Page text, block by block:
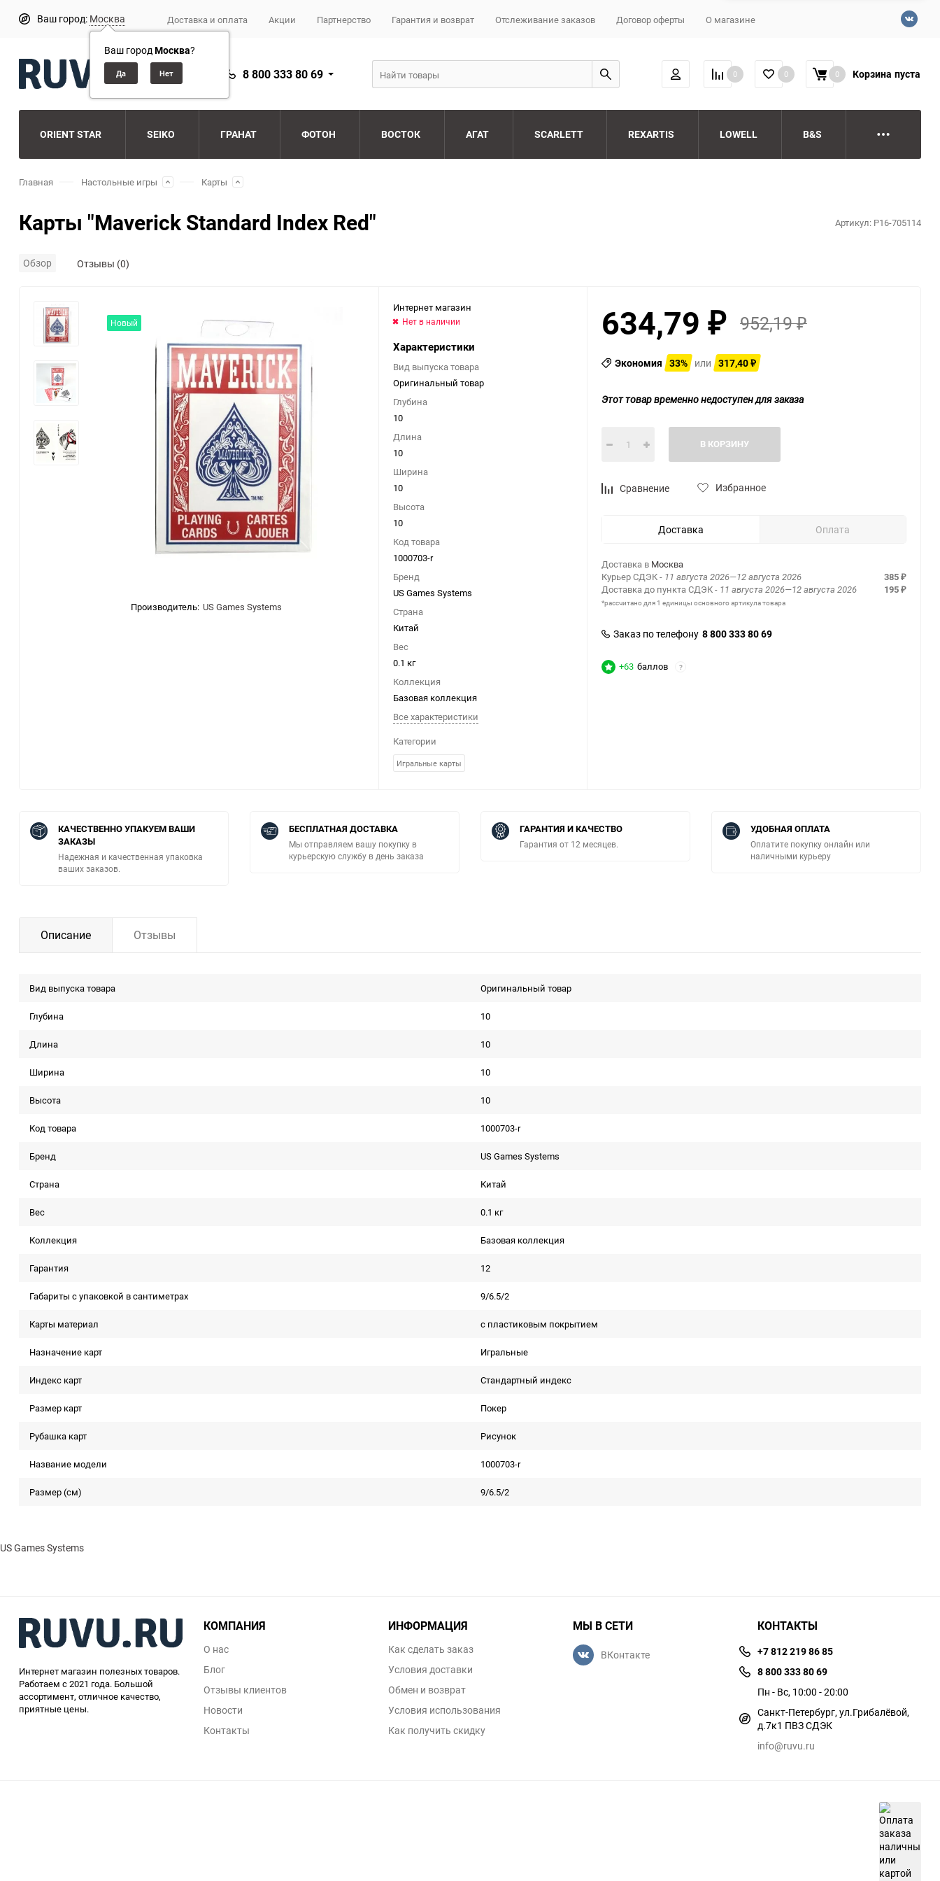
Ваш город: Москва
Ваш городМосква?
Доставка и оплата Акции Партнерство Гарантия и возврат Отслеживание заказов Договор оферты О магазине
8 800 333 80 69 0 0 0 Корзина пуста
ORIENT STAR SEIKO ГРАНАТ ФОТОН ВОСТОК АГАТ SCARLETT REXARTIS LOWELL B&S
Главная Настольные игры Карты
Карты "Maverick Standard Index Red" Артикул: P16-705114
Обзор Отзывы (0)
Новый
Производитель: US Games Systems
Интернет магазин
Нет в наличии
Характеристики
Вид выпуска товара
Оригинальный товар
Глубина
10
Длина
10
Ширина
10
Высота
10
Код товара
1000703-r
Бренд
US Games Systems
Страна
Китай
Вес
0.1 кг
Коллекция
Базовая коллекция
Все характеристики
Категории
Игральные карты
634,79 ₽ 952,19₽
Экономия 33% или 317,40 ₽
Этот товар временно недоступен для заказа
В КОРЗИНУ
Сравнение Избранное
Доставка Оплата
Доставка в Москва
Курьер СДЭК- 11 августа 2026—12 августа 2026 385 ₽
Доставка до пункта СДЭК- 11 августа 2026—12 августа 2026 195 ₽
*рассчитано для 1 единицы основного артикула товара
Заказ по телефону 8 800 333 80 69
+63 баллов ?
КАЧЕСТВЕННО УПАКУЕМ ВАШИ
ЗАКАЗЫ
Надежная и качественная упаковка
ваших заказов.
БЕСПЛАТНАЯ ДОСТАВКА
Мы отправляем вашу покупку в
курьерскую службу в день заказа
ГАРАНТИЯ И КАЧЕСТВО
Гарантия от 12 месяцев.
УДОБНАЯ ОПЛАТА
Оплатите покупку онлайн или
наличными курьеру
Описание Отзывы
Вид выпуска товара Оригинальный товар
Глубина 10
Длина 10
Ширина 10
Высота 10
Код товара 1000703-r
Бренд US Games Systems
Страна Китай
Вес 0.1 кг
Коллекция Базовая коллекция
Гарантия 12
Габариты с упаковкой в сантиметрах 9/6.5/2
Карты материал с пластиковым покрытием
Назначение карт Игральные
Индекс карт Стандартный индекс
Размер карт Покер
Рубашка карт Рисунок
Название модели 1000703-r
Размер (см) 9/6.5/2
US Games Systems
Интернет магазин полезных товаров.
Работаем с 2021 года. Большой
ассортимент, отличное качество,
приятные цены.
КОМПАНИЯ
О нас
Блог
Отзывы клиентов
Новости
Контакты
ИНФОРМАЦИЯ
Как сделать заказ
Условия доставки
Обмен и возврат
Условия использования
Как получить скидку
МЫ В СЕТИ
ВКонтакте
КОНТАКТЫ
+7 812 219 86 85
8 800 333 80 69
Пн - Вс, 10:00 - 20:00
Санкт-Петербург, ул.​​Грибалёвой,
д.7к1 ПВЗ СДЭК
info@ruvu.ru